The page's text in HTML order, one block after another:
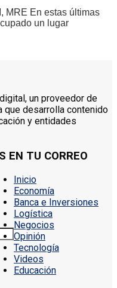
MRE En estas últimas
un lugar
un proveedor de
que desarrolla contenido
y entidades
EN TU CORREO
Inicio
Economía
Banca e Inversiones
Logística
Negocios
Opinión
Tecnología
Videos
Educación